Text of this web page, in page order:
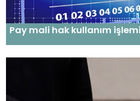
Pay mali hak kullanım işlemi